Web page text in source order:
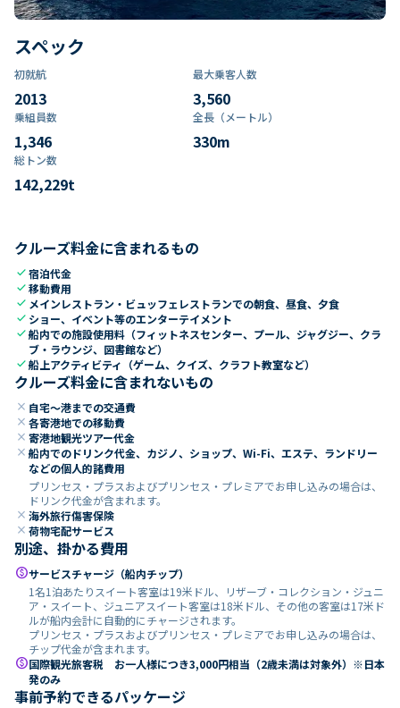
スペック
初就航
2013
最大乗客人数
3,560
乗組員数​
1,346
全長（メートル）
330m
総トン数​
142,229t
クルーズ料金に含まれるもの
check宿泊代金
check移動費用
check メインレストラン・ビュッフェレストランでの朝食、昼食、夕食
check ショー、イベント等のエンターテイメント
check船内での施設使用料（フィットネスセンター、プール、ジャグジー、クラ
ブ・ラウンジ、図書館など）
check船上アクティビティ（ゲーム、クイズ、クラフト教室など）
クルーズ料金に含まれないもの
close 自宅～港までの交通費
close 各寄港地での移動費
close 寄港地観光ツアー代金
close 船内でのドリンク代金、カジノ、ショップ、Wi-Fi、エステ、ランドリー
などの個人的諸費用
プリンセス・プラスおよびプリンセス・プレミアでお申し込みの場合は、
ドリンク代金が含まれます。
close 海外旅行傷害保険
close 荷物宅配サービス
別途、掛かる費用
paidサービスチャージ（船内チップ）
1名1泊あたりスイート客室は19米ドル、リザーブ・コレクション・ジュニ
ア・スイート、ジュニアスイート客室は18米ドル、その他の客室は17米ド
ルが船内会計に自動的にチャージされます。
プリンセス・プラスおよびプリンセス・プレミアでお申し込みの場合は、
チップ代金が含まれます。
paid国際観光旅客税 お一人様につき3,000円相当（2歳未満は対象外）※日本
発のみ
事前予約できるパッケージ